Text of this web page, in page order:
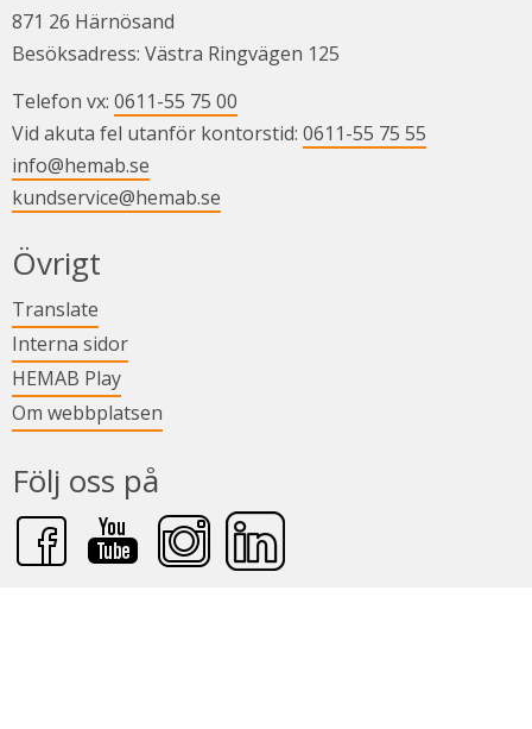
871 26 Härnösand
Besöksadress: Västra Ringvägen 125
Telefon vx: 0611-55 75 00
Vid akuta fel utanför kontorstid: 0611-55 75 55
info@hemab.se
kundservice@hemab.se
Övrigt
Translate
Interna sidorLänk till annan webbplats.
HEMAB PlayLänk till annan webbplats.
Om webbplatsen
Följ oss på